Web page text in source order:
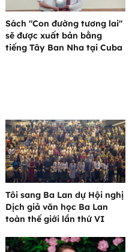
Sách "Con đường tương lai"
sẽ được xuất bản bằng
tiếng Tây Ban Nha tại Cuba
Tôi sang Ba Lan dự Hội nghị
Dịch giả văn học Ba Lan
toàn thế giới lần thứ VI